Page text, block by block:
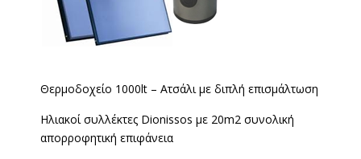
Θερμοδοχείο 1000lt – Ατσάλι με διπλή επισμάλτωση
Ηλιακοί συλλέκτες Dionissos με 20m2 συνολική
απορροφητική επιφάνεια